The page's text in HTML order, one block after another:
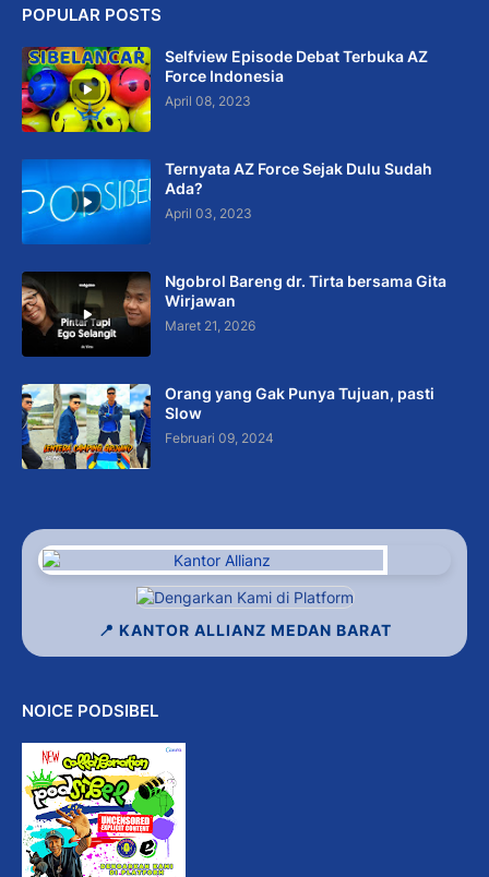
POPULAR POSTS
Selfview Episode Debat Terbuka AZ
Force Indonesia
April 08, 2023
Ternyata AZ Force Sejak Dulu Sudah
Ada?
April 03, 2023
Ngobrol Bareng dr. Tirta bersama Gita
Wirjawan
Maret 21, 2026
Orang yang Gak Punya Tujuan, pasti
Slow
Februari 09, 2024
📍 KANTOR ALLIANZ MEDAN BARAT
NOICE PODSIBEL